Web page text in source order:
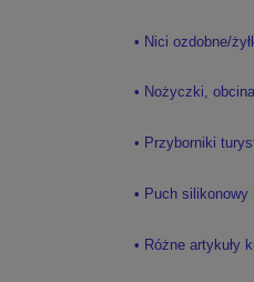
• Nici ozdobne/
• Nożyczki,
• Przyborniki
• Puch silikonowy
• Różne artykuły